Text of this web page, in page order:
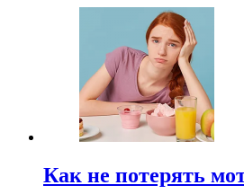
Как не потерять